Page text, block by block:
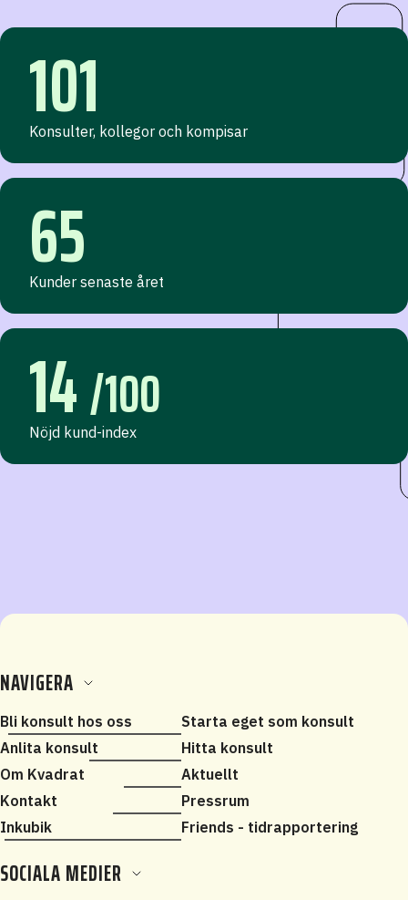
101
Konsulter, kollegor och kompisar
65
Kunder senaste året
14/100
Nöjd kund-index
NAVIGERA
Bli konsult hos oss
Starta eget som konsult
Anlita konsult
Hitta konsult
Om Kvadrat
Aktuellt
Kontakt
Pressrum
Inkubik
Friends - tidrapportering
SOCIALA MEDIER